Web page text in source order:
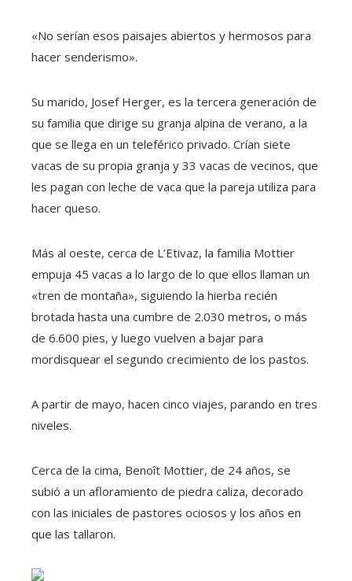
«No serían esos paisajes abiertos y hermosos para
hacer senderismo».
Su marido, Josef Herger, es la tercera generación de
su familia que dirige su granja alpina de verano, a la
que se llega en un teleférico privado. Crían siete
vacas de su propia granja y 33 vacas de vecinos, que
les pagan con leche de vaca que la pareja utiliza para
hacer queso.
Más al oeste, cerca de L’Etivaz, la familia Mottier
empuja 45 vacas a lo largo de lo que ellos llaman un
«tren de montaña», siguiendo la hierba recién
brotada hasta una cumbre de 2.030 metros, o más
de 6.600 pies, y luego vuelven a bajar para
mordisquear el segundo crecimiento de los pastos.
A partir de mayo, hacen cinco viajes, parando en tres
niveles.
Cerca de la cima, Benoît Mottier, de 24 años, se
subió a un afloramiento de piedra caliza, decorado
con las iniciales de pastores ociosos y los años en
que las tallaron.